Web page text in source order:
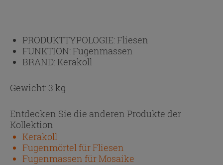
PRODUKTTYPOLOGIE:Fliesen
FUNKTION:Fugenmassen
BRAND:Kerakoll
Gewicht: 3 kg
Entdecken Sie die anderen Produkte der
Kollektion
Kerakoll
Fugenmörtel für Fliesen
Fugenmassen für Mosaike